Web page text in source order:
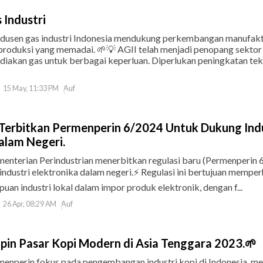
Industri
gas industri Indonesia mendukung perkembangan
yang memadai. 🌱💡 AGII telah menjadi penopang
gas untuk berbagai keperluan. Diperlukan peningkatan
15 May, 11:33 PM Auf
Permenperin 6/2024 Untuk Dukung
Negeri.
Perindustrian menerbitkan regulasi baru (Permenperin
elektronika dalam negeri.⚡️ Regulasi ini bertujuan
industri lokal dalam impor produk elektronik, dengan f...
26 Apr, 08:29 AM Auf
Pasar Kopi Modern di Asia Tenggara 2023.🌱